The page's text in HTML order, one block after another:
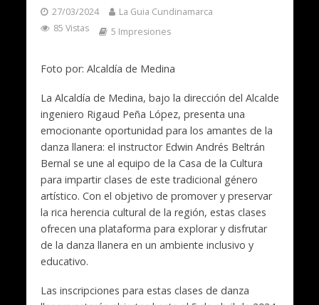
27/03/2024
La Guia Cundinamarca
85 Vistas
5 Impresiones
Foto por: Alcaldía de Medina
La Alcaldía de Medina, bajo la dirección del Alcalde
ingeniero Rigaud Peña López, presenta una
emocionante oportunidad para los amantes de la
danza llanera: el instructor Edwin Andrés Beltrán
Bernal se une al equipo de la Casa de la Cultura
para impartir clases de este tradicional género
artístico. Con el objetivo de promover y preservar
la rica herencia cultural de la región, estas clases
ofrecen una plataforma para explorar y disfrutar
de la danza llanera en un ambiente inclusivo y
educativo.
Las inscripciones para estas clases de danza